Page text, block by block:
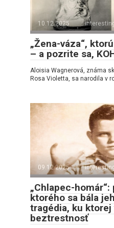
10.12.2025
„Žena-váza“,
– a pozrite sa,
Aloisia Wagnerová, známa
Rosa Violetta, sa narodila v
09.12.2025
„Chlapec-
ktorého sa bála
tragédia, ku ktorej
beztrestnosť